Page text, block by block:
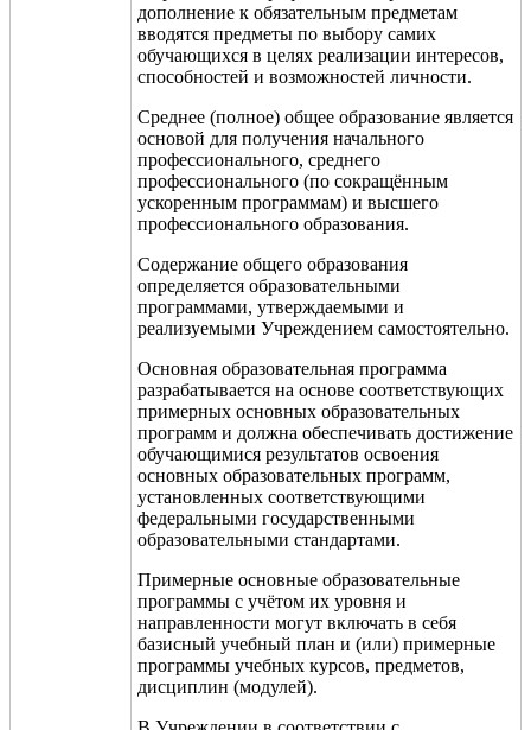
дополнение к обязательным предметам
вводятся предметы по выбору самих
обучающихся в целях реализации интересов,
способностей и возможностей личности.
Среднее (полное) общее образование является
основой для получения начального
профессионального, среднего
профессионального (по сокращённым
ускоренным программам) и высшего
профессионального образования.
Содержание общего образования
определяется образовательными
программами, утверждаемыми и
реализуемыми Учреждением самостоятельно.
Основная образовательная программа
разрабатывается на основе соответствующих
примерных основных образовательных
программ и должна обеспечивать достижение
обучающимися результатов освоения
основных образовательных программ,
установленных соответствующими
федеральными государственными
образовательными стандартами.
Примерные основные образовательные
программы с учётом их уровня и
направленности могут включать в себя
базисный учебный план и (или) примерные
программы учебных курсов, предметов,
дисциплин (модулей).